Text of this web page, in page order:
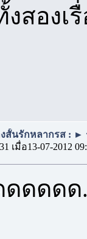
สองเ
งสั้นรักหลากรส :
เมื่อ13-07-2012
ดดดด